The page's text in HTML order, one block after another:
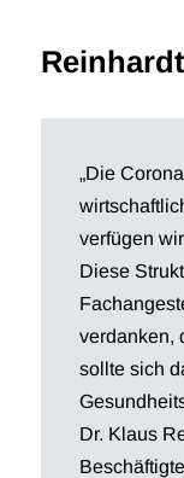
„Die
verfügen
Diese
verdanken,
sollte sich
Dr. Klaus